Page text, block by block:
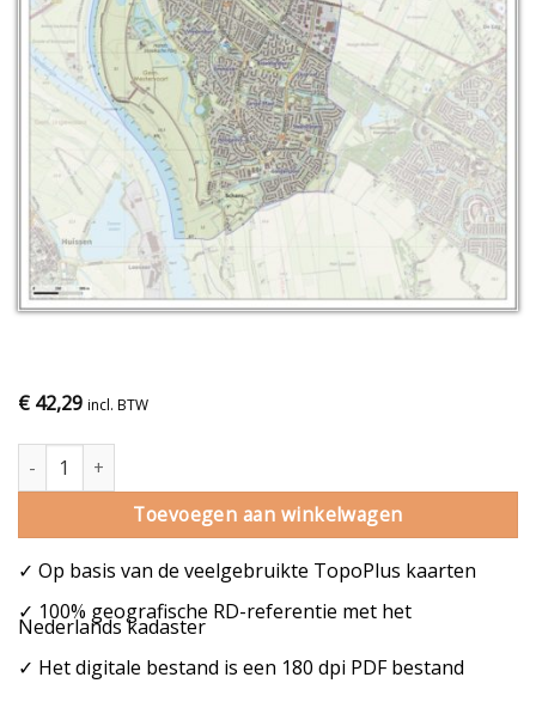
€ 42,29 incl. BTW
Gemeentekaart Westervoort aantal
Toevoegen aan winkelwagen
✓ Op basis van de veelgebruikte TopoPlus kaarten
✓ 100% geografische RD-referentie met het
Nederlands kadaster
✓ Het digitale bestand is een 180 dpi PDF bestand